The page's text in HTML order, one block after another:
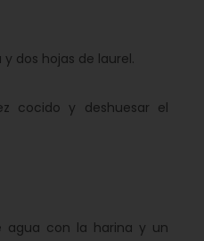
dos hojas de laurel.
cocido y deshuesar el
agua con la harina y un